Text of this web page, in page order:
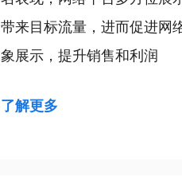
带来目标流量，进而促进网
象展示，提升销售和利润
了解更多